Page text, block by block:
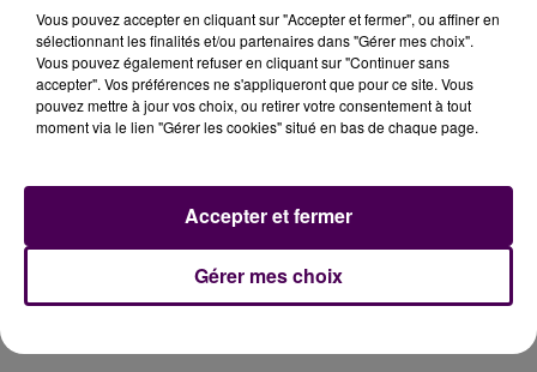
Vous pouvez accepter en cliquant sur "Accepter et fermer", ou affiner en
sélectionnant les finalités et/ou partenaires dans "Gérer mes choix".
Vous pouvez également refuser en cliquant sur "Continuer sans
accepter". Vos préférences ne s'appliqueront que pour ce site. Vous
pouvez mettre à jour vos choix, ou retirer votre consentement à tout
moment via le lien "Gérer les cookies" situé en bas de chaque page.
Gérer mes choix
Accepter et fermer